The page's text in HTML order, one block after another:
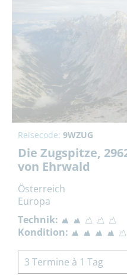
Reisecode: 9WZUG
Die Zugspitze,
von Ehrwald
Österreich
Europa
Technik:
Kondition:
3 Termine à 1 Tag